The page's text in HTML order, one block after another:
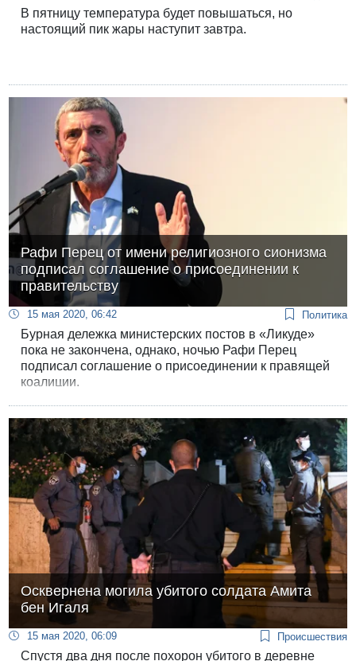
В пятницу температура будет повышаться, но
настоящий пик жары наступит завтра.
Рафи Перец от имени религиозного сионизма
подписал соглашение о присоединении к
правительству
15 мая 2020, 06:42 Политика
Бурная дележка министерских постов в «Ликуде»
пока не закончена, однако, ночью Рафи Перец
подписал соглашение о присоединении к правящей
коалиции.
Осквернена могила убитого солдата Амита
бен Игаля
15 мая 2020, 06:09 Происшествия
Спустя два дня после похорон убитого в деревне